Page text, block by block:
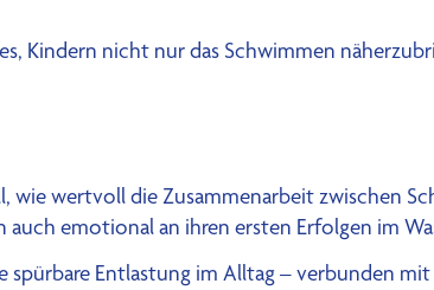
Kindern nicht nur das Schwimmen
wie wertvoll die Zusammenarbeit zwischen
auch emotional an ihren ersten Erfolgen im
spürbare Entlastung im Alltag – verbunden